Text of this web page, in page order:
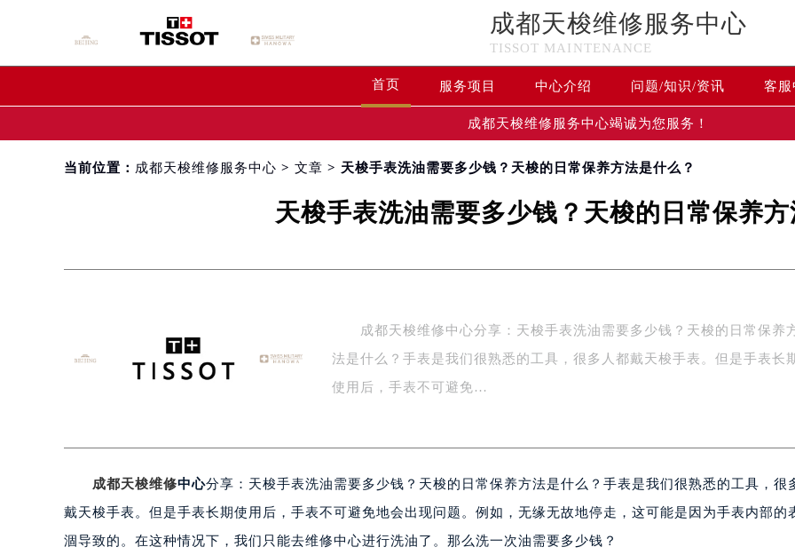
成都天梭维修服务中心
TISSOT MAINTENANCE
首页 服务项目 中心介绍 问题/知识/资讯 客服
成都天梭维修服务中心竭诚为您服务！
当前位置： 成都天梭维修服务中心 > 文章 > 天梭手表洗油需要多少钱？天梭的日常保养方法是什么？
天梭手表洗油需要多少钱？天梭的日常保养
成都天梭维修中心分享：天梭手表洗油需要多少钱？天梭的日常保养
法是什么？手表是我们很熟悉的工具，很多人都戴天梭手表。但是手表长
使用后，手表不可避免…
成都天梭维修中心分享：天梭手表洗油需要多少钱？天梭的日常保养方法是什么？手表是我们很熟悉的工具，很
戴天梭手表。但是手表长期使用后，手表不可避免地会出现问题。例如，无缘无故地停走，这可能是因为手表内部的
涸导致的。在这种情况下，我们只能去维修中心进行洗油了。那么洗一次油需要多少钱？